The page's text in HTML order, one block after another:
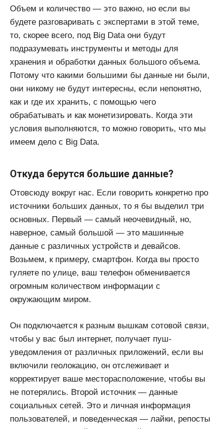
Объем и количество — это важно, но если вы
будете разговаривать с экспертами в этой теме,
то, скорее всего, под Big Data они будут
подразумевать инструменты и методы для
хранения и обработки данных большого объема.
Потому что какими большими бы данные ни были,
они никому не будут интересны, если непонятно,
как и где их хранить, с помощью чего
обрабатывать и как монетизировать. Когда эти
условия выполняются, то можно говорить, что мы
имеем дело с Big Data.
Откуда берутся большие данные?
Отовсюду вокруг нас. Если говорить конкретно про
источники больших данных, то я бы выделил три
основных. Первый — самый неочевидный, но,
наверное, самый большой — это машинные
данные с различных устройств и девайсов.
Возьмем, к примеру, смартфон. Когда вы просто
гуляете по улице, ваш телефон обменивается
огромным количеством информации с
окружающим миром.
Он подключается к разным вышкам сотовой связи,
чтобы у вас был интернет, получает пуш-
уведомления от различных приложений, если вы
включили геолокацию, он отслеживает и
корректирует ваше месторасположение, чтобы вы
не потерялись. Второй источник — данные
социальных сетей. Это и личная информация
пользователей, и поведенческая — лайки, репосты